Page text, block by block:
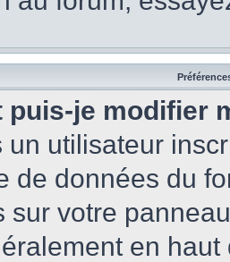
puis-je modifier
un utilisateur
de données du
sur votre
en